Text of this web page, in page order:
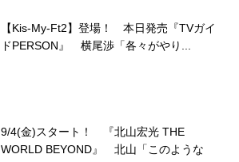
【Kis-My-Ft2】登場！ 本日発売『TVガイ
ドPERSON』 横尾渉「各々がやり...
9/4(金)スタート！ 『北山宏光 THE
WORLD BEYOND』 北山「このような